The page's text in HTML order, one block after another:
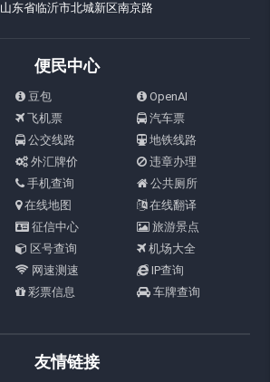
山东省临沂市北城新区南京路
便民中心
豆包
OpenAI
飞机票
汽车票
公交线路
地铁线路
外汇牌价
违章办理
手机查询
公共厕所
在线地图
在线翻译
征信中心
旅游景点
区号查询
机场大全
网速测速
IP查询
彩票信息 车牌查询
友情链接